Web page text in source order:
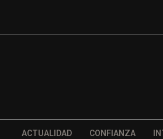
ACTUALIDAD CONFIANZA